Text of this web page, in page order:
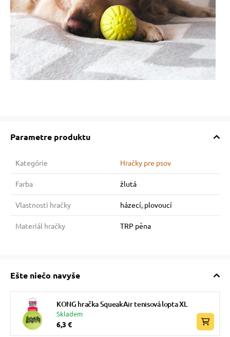
Parametre produktu
Kategórie Hračky pre psov
Farba žlutá
Vlastnosti hračky házecí, plovoucí
Materiál hračky TRP pěna
Ešte niečo navyše
KONG hračka SqueakAir tenisová lopta XL
Skladem
6,3 €